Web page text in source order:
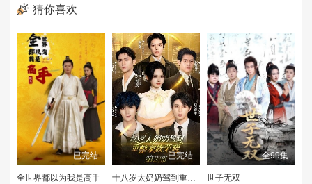
猜你喜欢
已完结
全世界都以为我是高手
已完结
十八岁太奶奶驾到重整家族荣耀2
全99集
世子无双